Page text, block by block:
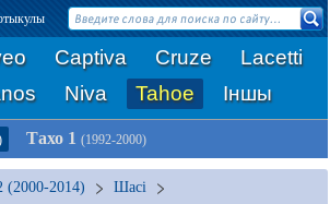
Captiva Cruze
Lacetti
Niva Tahoe Іншы
Тахо 1 (1992-2000)
(2000-2014)
Шасі